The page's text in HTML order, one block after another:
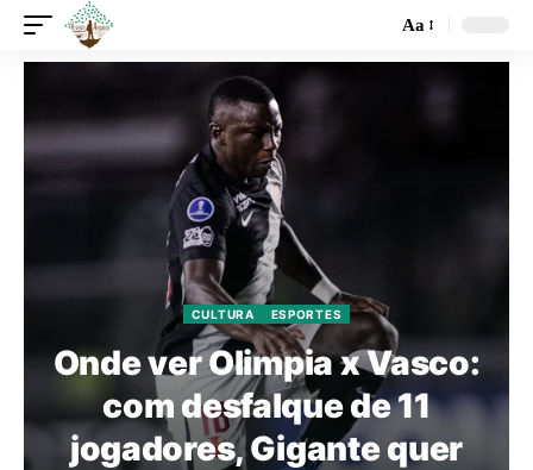
Aa
CULTURA ESPORTES
Onde ver Olimpia x Vasco:
com desfalque de 11
jogadores, Gigante quer